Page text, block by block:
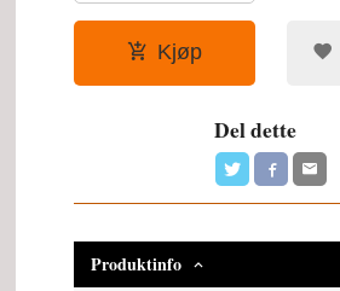
Kjøp
Del dette
Produktinfo